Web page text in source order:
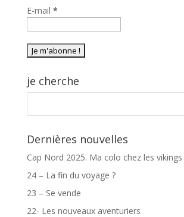
E-mail *
je cherche
Dernières nouvelles
Cap Nord 2025. Ma colo chez les vikings
24 – La fin du voyage ?
23 – Se vende
22- Les nouveaux aventuriers